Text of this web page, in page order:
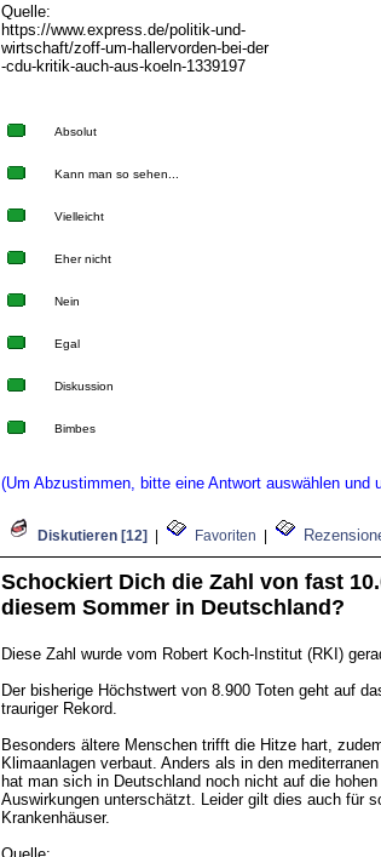
Quelle:
https://www.express.de/politik-und-
wirtschaft/zoff-um-hallervorden-bei-der
-cdu-kritik-auch-aus-koeln-1339197
Absolut
Kann man so sehen...
Vielleicht
Eher nicht
Nein
Egal
Diskussion
Bimbes
(Um Abzustimmen, bitte eine Antwort auswählen
Diskutieren [12] Favoriten
Schockiert Dich die Zahl von fast
diesem Sommer in Deutschland?
Diese Zahl wurde vom Robert Koch-Institut (RKI)
Der bisherige Höchstwert von 8.900 Toten geht auf
trauriger Rekord.
Besonders ältere Menschen trifft die Hitze hart,
Klimaanlagen verbaut. Anders als in den
hat man sich in Deutschland noch nicht auf die
Auswirkungen unterschätzt. Leider gilt dies auch für
Krankenhäuser.